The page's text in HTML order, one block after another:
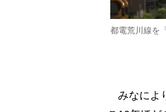
都電荒川線を
みなによ